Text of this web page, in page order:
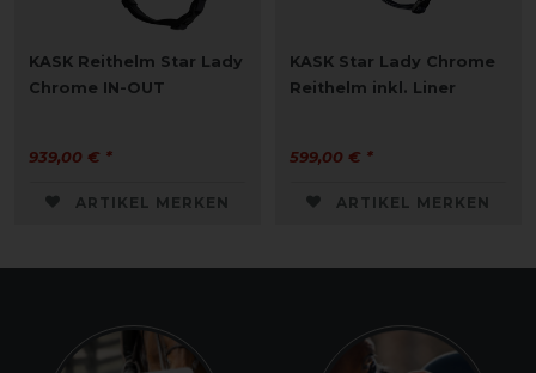
KASK Reithelm Star Lady
Chrome IN-OUT
939,00 € *
ARTIKEL MERKEN
KASK Star Lady Chrome
Reithelm inkl. Liner
599,00 € *
ARTIKEL MERKEN